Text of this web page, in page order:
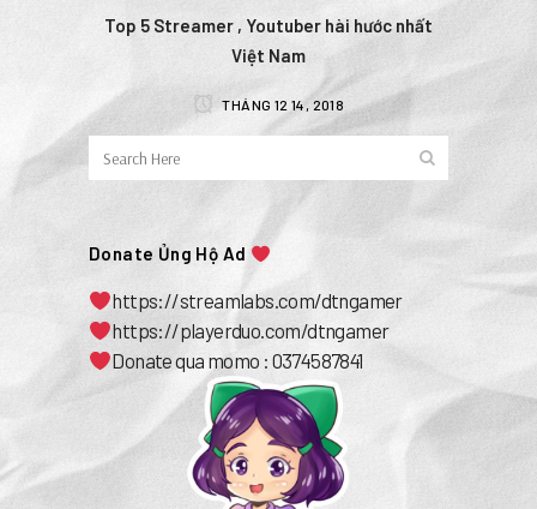
Top 5 Streamer , Youtuber hài hước nhất
Việt Nam
THÁNG 12 14, 2018
Donate Ủng Hộ Ad
https://streamlabs.com/dtngamer
https://playerduo.com/dtngamer
Donate qua momo : 0374587841